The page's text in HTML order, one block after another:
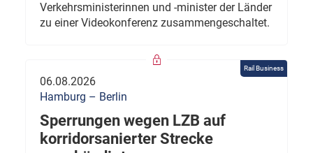
Verkehrsministerinnen und -minister der Länder
zu einer Videokonferenz zusammengeschaltet.
Rail Business
06.08.2026
Hamburg – Berlin
Sperrungen wegen LZB auf
korridorsanierter Strecke